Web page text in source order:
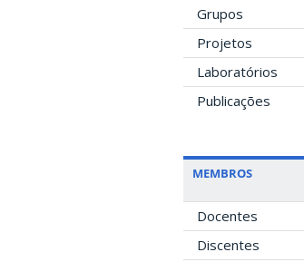
Grupos
Projetos
Laboratórios
Publicações
MEMBROS
Docentes
Discentes